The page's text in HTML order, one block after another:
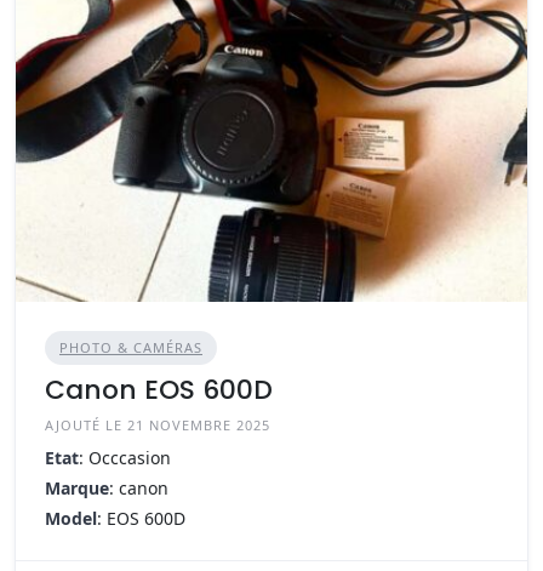
PHOTO & CAMÉRAS
Canon EOS 600D
AJOUTÉ LE 21 NOVEMBRE 2025
Etat: Occcasion
Marque: canon
Model: EOS 600D